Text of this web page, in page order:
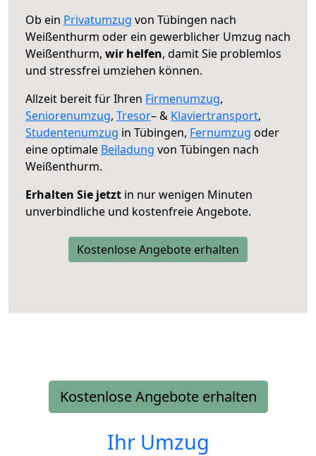
Ob ein Privatumzug von Tübingen nach
Weißenthurm oder ein gewerblicher Umzug nach
Weißenthurm, wir helfen, damit Sie problemlos
und stressfrei umziehen können.
Allzeit bereit für Ihren Firmenumzug,
Seniorenumzug, Tresor– & Klaviertransport,
Studentenumzug in Tübingen, Fernumzug oder
eine optimale Beiladung von Tübingen nach
Weißenthurm.
Erhalten Sie jetzt in nur wenigen Minuten
unverbindliche und kostenfreie Angebote.
Kostenlose Angebote erhalten
Kostenlose Angebote erhalten
Ihr Umzug